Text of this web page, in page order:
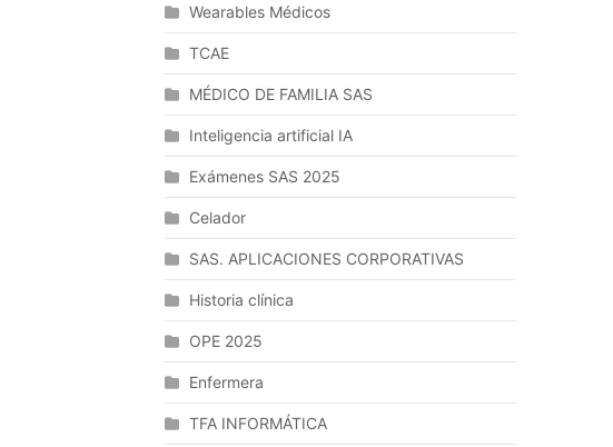
Wearables Médicos
TCAE
MÉDICO DE FAMILIA SAS
Inteligencia artificial IA
Exámenes SAS 2025
Celador
SAS. APLICACIONES CORPORATIVAS
Historia clínica
OPE 2025
Enfermera
TFA INFORMÁTICA